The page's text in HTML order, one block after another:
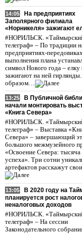
14:05
На предприятиях
Заполярного филиала
«Норникеля» зажигают
#НОРИЛЬСК.
телеграф» – По традиции
предприятиях-
выполнения плана
символ Нового года – елку
зажигают на ней
образом…
13:25
В Публичной
начали монтировать
«Книга Севера»
#НОРИЛЬСК.
телеграф» – Выставка
Севера» – завершающий
большого межмузейного
«Освоение Севера: тысяча
успеха». Три сотни
артефактов расскажут
13:05
В 2020 году на
планируется рост
неналоговых доходов
#НОРИЛЬСК.
телеграф» – На сессии
Законодательного